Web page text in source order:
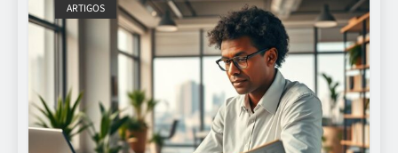
ARTIGOS